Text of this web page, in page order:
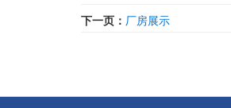
下一页： 厂房展示